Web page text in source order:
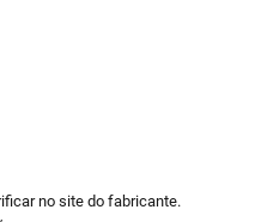
no site do fabricante.